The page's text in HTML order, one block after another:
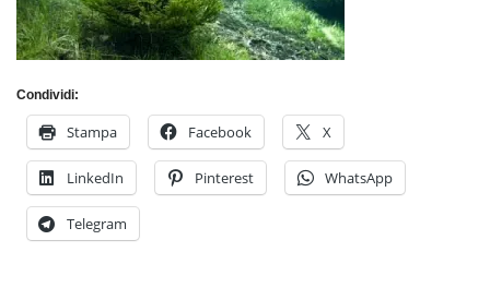
Condividi:
Stampa Facebook X
LinkedIn Pinterest WhatsApp
Telegram